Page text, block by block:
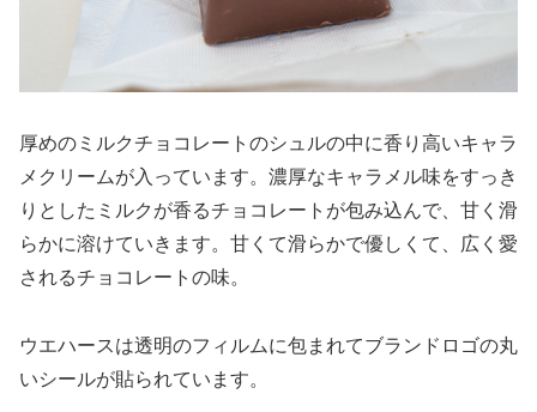
厚めのミルクチョコレートのシュルの中に香り高いキャラ
メクリームが入っています。濃厚なキャラメル味をすっき
りとしたミルクが香るチョコレートが包み込んで、甘く滑
らかに溶けていきます。甘くて滑らかで優しくて、広く愛
されるチョコレートの味。
ウエハースは透明のフィルムに包まれてブランドロゴの丸
いシールが貼られています。